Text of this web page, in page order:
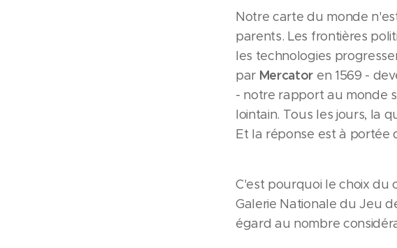
Notre carte du monde
parents. Les frontières
les technologies
par Mercator en 1569 -
- notre rapport au monde
lointain. Tous les jours, la
Et la réponse est à portée
C'est pourquoi le choix du
Galerie Nationale du Jeu
égard au nombre